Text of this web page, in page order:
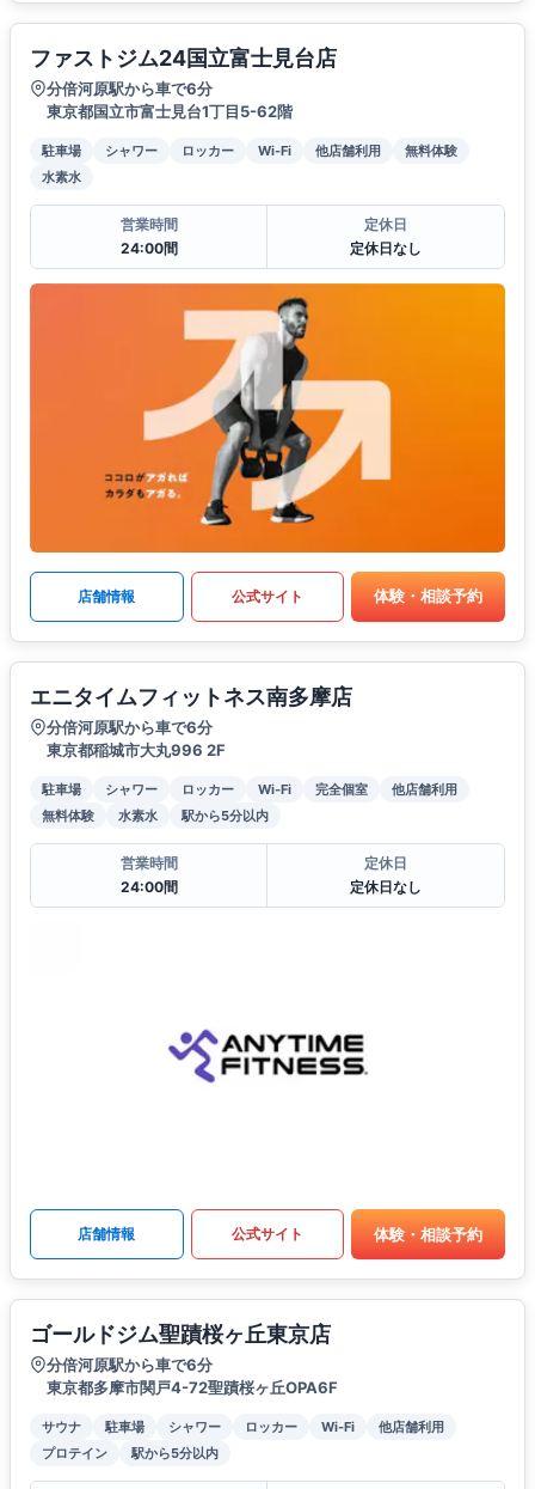
ファストジム24国立富士見台店
分倍河原駅から車で6分
東京都国立市富士見台1丁目5-62階
駐車場 シャワー ロッカー Wi-Fi 他店舗利用
無料体験
水素水
営業時間
24:00間
定休日
定休日なし
店舗情報 公式サイト 体験・相談予約
エニタイムフィットネス南多摩店
分倍河原駅から車で6分
東京都稲城市大丸996 2F
駐車場 シャワー ロッカー Wi-Fi 完全個室
他店舗利用
無料体験
水素水 駅から5分以内
営業時間
24:00間
定休日
定休日なし
店舗情報 公式サイト 体験・相談予約
ゴールドジム聖蹟桜ヶ丘東京店
分倍河原駅から車で6分
東京都多摩市関戸4-72聖蹟桜ヶ丘OPA6F
サウナ 駐車場 シャワー ロッカー Wi-Fi
他店舗利用
プロテイン
駅から5分以内